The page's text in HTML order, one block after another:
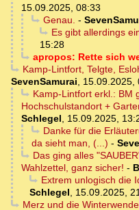
15.09.2025, 08:33
Genau. -
Es gibt allerdings
15:28
apropos: Rette sich
Kamp-Lintfort, Telgte,
SevenSamurai, 15.09.2025,
Kamp-Lintfort erkl.: BM
Hochschulstandort +
Schlegel, 15.09.2025,
Danke für die
da sieht man, (...) -
Das ging alles
Wahlzettel, ganz sicher! -
Extrem unlogisch die
Schlegel, 15.09.2025,
Merz und die Winterwende